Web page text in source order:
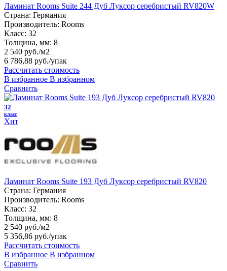
Ламинат Rooms Suite 244 Дуб Луксор серебристый RV820W
Страна: Германия
Производитель: Rooms
Класс: 32
Толщина, мм: 8
2 540 руб./м2
6 786,88 руб./упак
Рассчитать стоимость
В избранное В избранном
Сравнить
32
класс
Хит
Ламинат Rooms Suite 193 Дуб Луксор серебристый RV820
Страна: Германия
Производитель: Rooms
Класс: 32
Толщина, мм: 8
2 540 руб./м2
5 356,86 руб./упак
Рассчитать стоимость
В избранное В избранном
Сравнить